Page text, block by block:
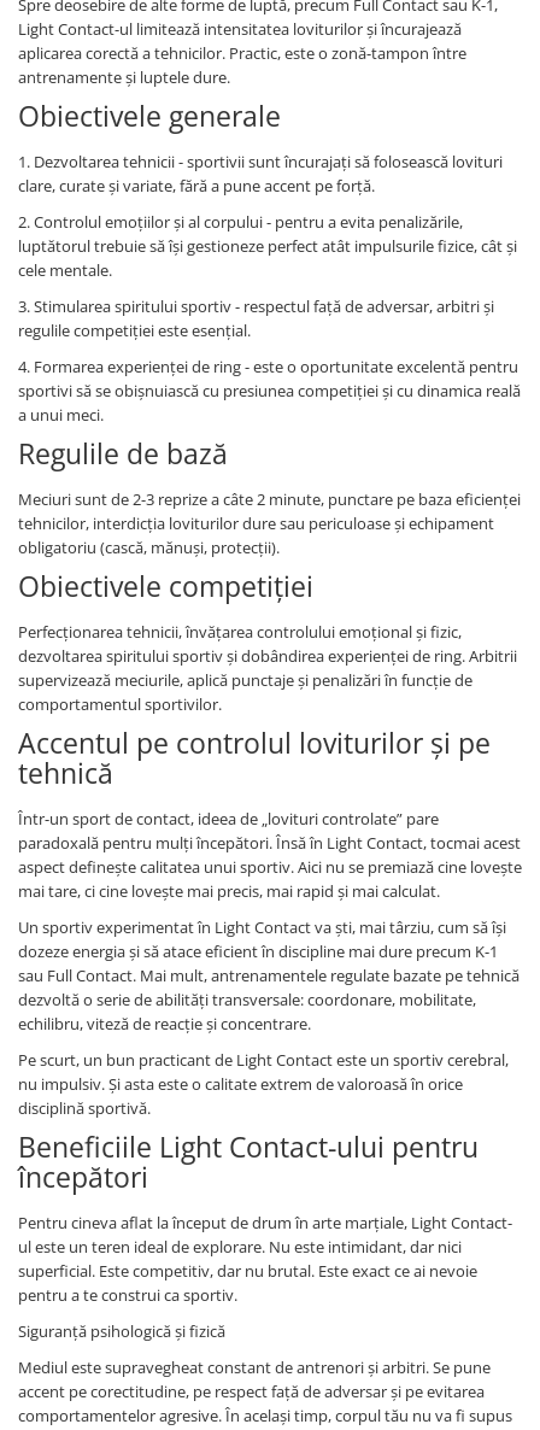
Spre deosebire de alte forme de luptă, precum Full Contact sau K-1,
Light Contact-ul limitează intensitatea loviturilor și încurajează
aplicarea corectă a tehnicilor. Practic, este o zonă-tampon între
antrenamente și luptele dure.
Obiectivele generale
1. Dezvoltarea tehnicii - sportivii sunt încurajați să folosească lovituri
clare, curate și variate, fără a pune accent pe forță.
2. Controlul emoțiilor și al corpului - pentru a evita penalizările,
luptătorul trebuie să își gestioneze perfect atât impulsurile fizice, cât și
cele mentale.
3. Stimularea spiritului sportiv - respectul față de adversar, arbitri și
regulile competiției este esențial.
4. Formarea experienței de ring - este o oportunitate excelentă pentru
sportivi să se obișnuiască cu presiunea competiției și cu dinamica reală
a unui meci.
Regulile de bază
Meciuri sunt de 2-3 reprize a câte 2 minute, punctare pe baza eficienței
tehnicilor, interdicția loviturilor dure sau periculoase și echipament
obligatoriu (cască, mănuși, protecții).
Obiectivele competiției
Perfecționarea tehnicii, învățarea controlului emoțional și fizic,
dezvoltarea spiritului sportiv și dobândirea experienței de ring. Arbitrii
supervizează meciurile, aplică punctaje și penalizări în funcție de
comportamentul sportivilor.
Accentul pe controlul loviturilor și pe
tehnică
Într-un sport de contact, ideea de „lovituri controlate” pare
paradoxală pentru mulți începători. Însă în Light Contact, tocmai acest
aspect definește calitatea unui sportiv. Aici nu se premiază cine lovește
mai tare, ci cine lovește mai precis, mai rapid și mai calculat.
Un sportiv experimentat în Light Contact va ști, mai târziu, cum să își
dozeze energia și să atace eficient în discipline mai dure precum K-1
sau Full Contact. Mai mult, antrenamentele regulate bazate pe tehnică
dezvoltă o serie de abilități transversale: coordonare, mobilitate,
echilibru, viteză de reacție și concentrare.
Pe scurt, un bun practicant de Light Contact este un sportiv cerebral,
nu impulsiv. Și asta este o calitate extrem de valoroasă în orice
disciplină sportivă.
Beneficiile Light Contact-ului pentru
începători
Pentru cineva aflat la început de drum în arte marțiale, Light Contact-
ul este un teren ideal de explorare. Nu este intimidant, dar nici
superficial. Este competitiv, dar nu brutal. Este exact ce ai nevoie
pentru a te construi ca sportiv.
Siguranță psihologică și fizică
Mediul este supravegheat constant de antrenori și arbitri. Se pune
accent pe corectitudine, pe respect față de adversar și pe evitarea
comportamentelor agresive. În același timp, corpul tău nu va fi supus